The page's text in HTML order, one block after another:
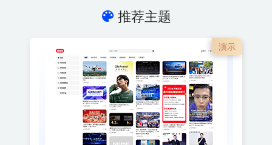
推荐主题
演示